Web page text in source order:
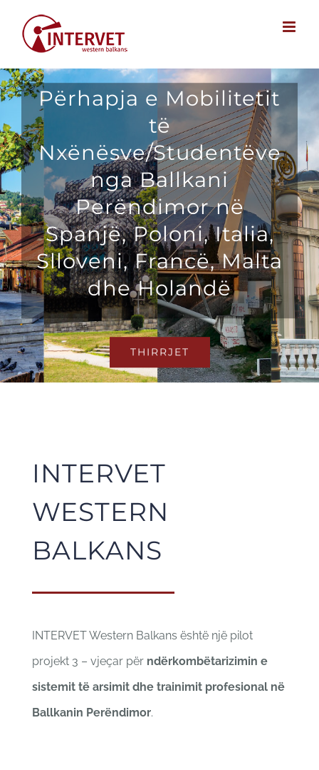
Përhapja e Mobilitetit
të
Nxënësve/Studentëve
nga Ballkani
Perëndimor në
Spanjë, Poloni, Italia,
Slloveni, Francë, Malta
dhe Holandë
THIRRJET
INTERVET
WESTERN
BALKANS
INTERVET Western Balkans është një pilot
projekt 3 – vjeçar për ndërkombëtarizimin e
sistemit të arsimit dhe trainimit profesional në
Ballkanin Perëndimor.